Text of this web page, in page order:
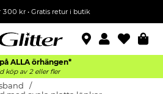
300 kr• Gratis retur i butik
ALLA örhängen*
köp av 2 eller fler